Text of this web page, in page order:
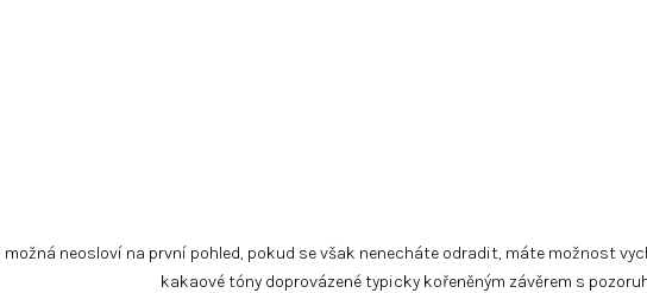
možná neosloví na první pohled, pokud se však nenecháte odradit, máte možnost
kakaové tóny doprovázené typicky kořeněným závěrem s